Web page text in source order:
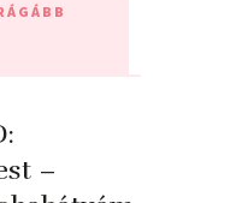
–